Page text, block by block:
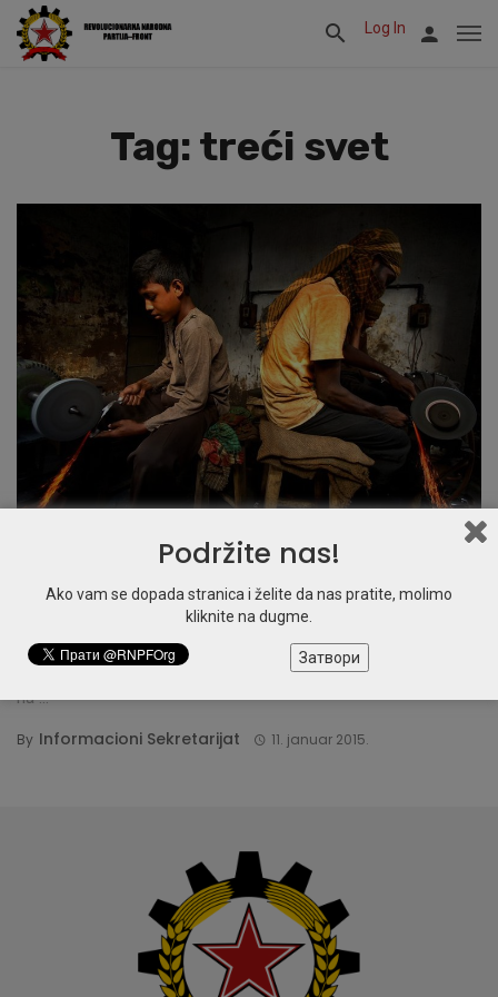
Log In
Tag: treći svet
Radnička aristokratija i imperijalizam
Lenjinov kocept „radničke aristokratije“ proizlazi iz istorije
britanskog kapitalizma 19. veka. Njegove konkretne reference
na ...
By Informacioni Sekretarijat 11. januar 2015.
Podržite nas!
Ako vam se dopada stranica i želite da nas pratite, molimo
kliknite na dugme.
Затвори